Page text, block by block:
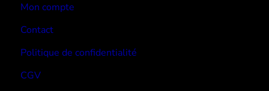
Mon compte
Contact
Politique de confidentialité
CGV